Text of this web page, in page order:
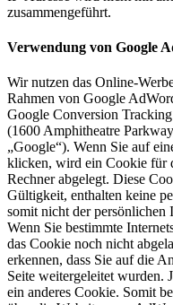
zusammengeführt.
Verwendung von Google
Wir nutzen das Online-
Rahmen von Google
Google Conversion
(1600 Amphitheatre
„Google“). Wenn Sie auf
klicken, wird ein Cookie für
Rechner abgelegt. Diese
Gültigkeit, enthalten keine
somit nicht der persönlichen
Wenn Sie bestimmte
das Cookie noch nicht
erkennen, dass Sie auf die
Seite weitergeleitet wurden.
ein anderes Cookie. Somit